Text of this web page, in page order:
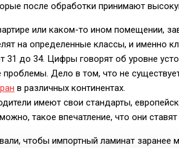
после обработки принимают
или каком-то ином помещении,
на определенные классы, и именно
до 34. Цифры говорят об уровне
Дело в том, что не
в различных континентах.
имеют свои стандарты,
такое впечатление, что они ставят
чтобы импортный ламинат заранее